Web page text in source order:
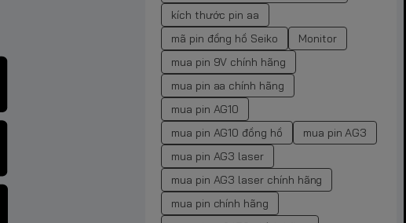
kích thước pin aa
mã pin đồng hồ Seiko
Monitor
mua pin 9V chính hãng
mua pin aa chính hãng
mua pin AG10
mua pin AG10 đồng hồ
mua pin AG3
mua pin AG3 laser
mua pin AG3 laser chính hãng
mua pin chính hãng